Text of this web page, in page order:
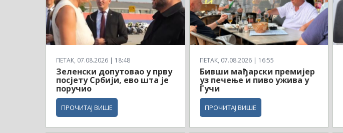
ПЕТАК, 07.08.2026 | 18:48
Зеленски допутовао у прву
посјету Србији, ево шта је
поручио
ПРОЧИТАЈ ВИШЕ
ПЕТАК, 07.08.2026 | 16:55
Бивши мађарски премијер
уз печење и пиво ужива у
Гучи
ПРОЧИТАЈ ВИШЕ